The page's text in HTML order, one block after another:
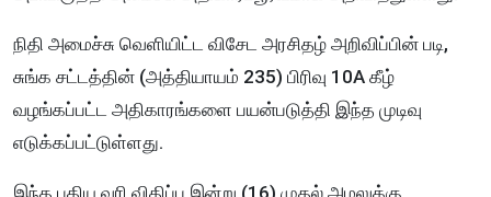
நிதி அமைச்சு வெளியிட்ட விசேட அரசிதழ் அறிவிப்பின் படி,
சுங்க சட்டத்தின் (அத்தியாயம் 235) பிரிவு 10A கீழ்
வழங்கப்பட்ட அதிகாரங்களை பயன்படுத்தி இந்த முடிவு
எடுக்கப்பட்டுள்ளது.